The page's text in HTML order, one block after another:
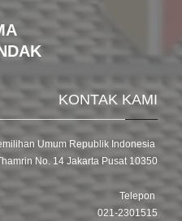
KONTAK KAMI
Umum Republik Indonesia
No. 14 Jakarta Pusat 10350
Telepon
021-2301515